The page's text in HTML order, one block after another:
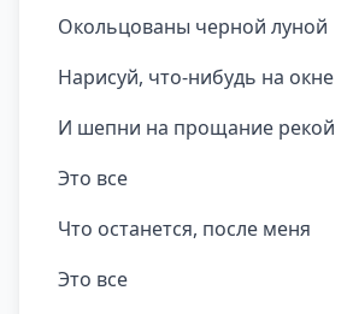
Окольцованы черной луной
Нарисуй, что-нибудь на окне
И шепни на прощание рекой
Это все
Что останется, после меня
Это все